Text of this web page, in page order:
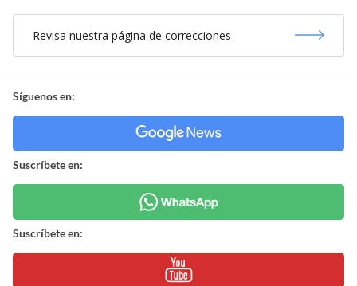
Revisa nuestra página de correcciones
Síguenos en:
Suscríbete en:
Suscríbete en: